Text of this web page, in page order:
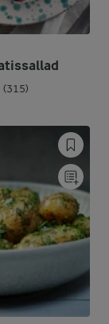
(315)